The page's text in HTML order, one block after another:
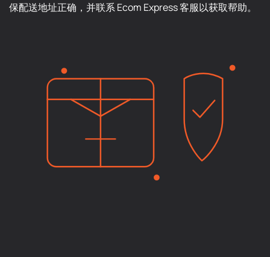
保配送地址正确，并联系 Ecom Express 客服以获取帮助。